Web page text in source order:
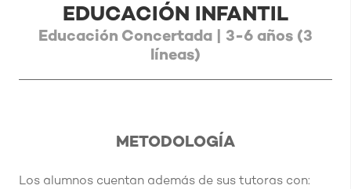
EDUCACIÓN INFANTIL
Educación Concertada | 3-6 años (3
líneas)
METODOLOGÍA
Los alumnos cuentan además de sus tutoras con: